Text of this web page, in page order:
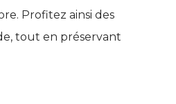
Profitez ainsi des
tout en préservant